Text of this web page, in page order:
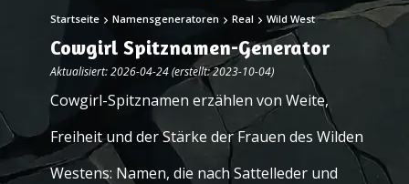
Startseite Namensgeneratoren Real Wild West
Cowgirl Spitznamen-Generator
Aktualisiert: 2026-04-24 (erstellt: 2023-10-04)
Cowgirl-Spitznamen erzählen von Weite,
Freiheit und der Stärke der Frauen des Wilden
Westens: Namen, die nach Sattelleder und